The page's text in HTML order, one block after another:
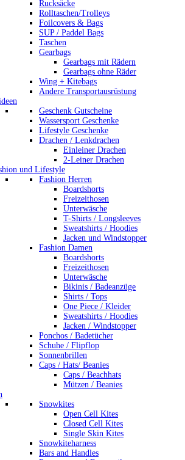
Rucksäcke
Rolltaschen/Trolleys
Foilcovers & Bags
SUP / Paddel Bags
Taschen
Gearbags
Gearbags mit Rädern
Gearbags ohne Räder
Wing + Kitebags
Andere Transportausrüstung
Geschenk Gutscheine
Wassersport Geschenke
Lifestyle Geschenke
Drachen / Lenkdrachen
Einleiner Drachen
2-Leiner Drachen
und Lifestyle
Fashion Herren
Boardshorts
Freizeithosen
Unterwäsche
T-Shirts / Longsleeves
Sweatshirts / Hoodies
Jacken und Windstopper
Fashion Damen
Boardshorts
Freizeithosen
Unterwäsche
Bikinis / Badeanzüge
Shirts / Tops
One Piece / Kleider
Sweatshirts / Hoodies
Jacken / Windstopper
Ponchos / Badetücher
Schuhe / Flipflop
Sonnenbrillen
Caps / Hats/ Beanies
Caps / Beachhats
Mützen / Beanies
Snowkites
Open Cell Kites
Closed Cell Kites
Single Skin Kites
Snowkiteharness
Bars and Handles